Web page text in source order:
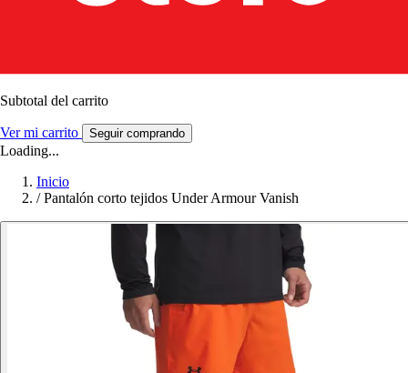
Subtotal del carrito
Ver mi carrito Seguir comprando
Loading...
Inicio
/ Pantalón corto tejidos Under Armour Vanish